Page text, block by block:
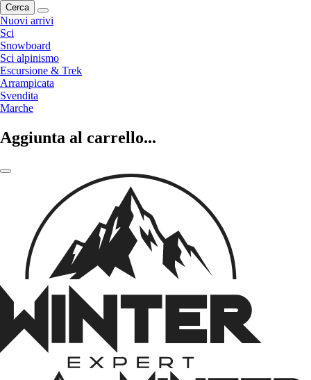
Cerca
Nuovi arrivi
Sci
Snowboard
Sci alpinismo
Escursione & Trek
Arrampicata
Svendita
Marche
Aggiunta al carrello...